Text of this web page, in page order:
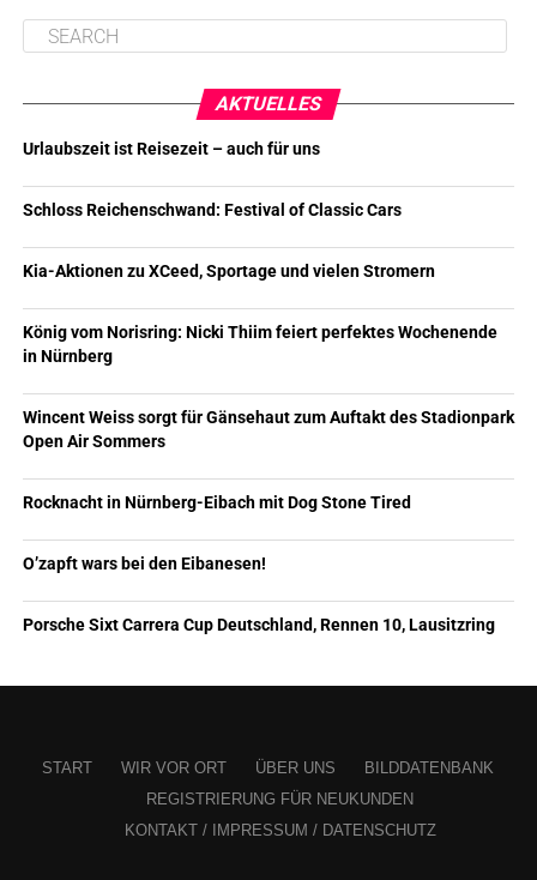
AKTUELLES
Urlaubszeit ist Reisezeit – auch für uns
Schloss Reichenschwand: Festival of Classic Cars
Kia-Aktionen zu XCeed, Sportage und vielen Stromern
König vom Norisring: Nicki Thiim feiert perfektes Wochenende
in Nürnberg
Wincent Weiss sorgt für Gänsehaut zum Auftakt des Stadionpark
Open Air Sommers
Rocknacht in Nürnberg-Eibach mit Dog Stone Tired
O’zapft wars bei den Eibanesen!
Porsche Sixt Carrera Cup Deutschland, Rennen 10, Lausitzring
START WIR VOR ORT ÜBER UNS
BILDDATENBANK
REGISTRIERUNG FÜR NEUKUNDEN
KONTAKT / IMPRESSUM / DATENSCHUTZ